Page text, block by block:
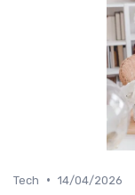
Tech • 14/04/2026